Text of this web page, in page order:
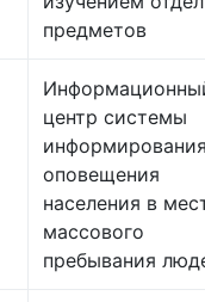
предметов
центр системы
оповещения
населения в
массового
пребывания